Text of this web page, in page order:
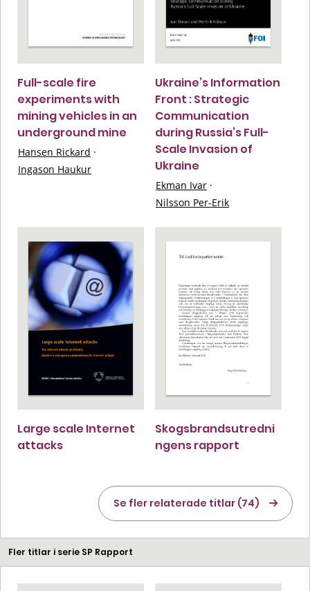
Full-scale fire
experiments with
mining vehicles in an
underground mine
Hansen Rickard ·
Ingason Haukur
Ukraine’s Information
Front : Strategic
Communication
during Russia’s Full-
Scale Invasion of
Ukraine
Ekman Ivar ·
Nilsson Per-Erik
Large scale Internet
attacks
Skogsbrandsutredni
ngens rapport
Se fler relaterade titlar (74)
Fler titlar i serie SP Rapport